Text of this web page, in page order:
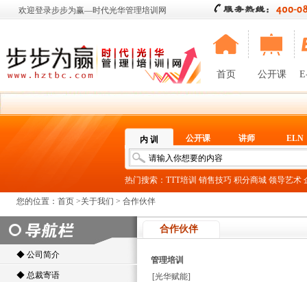
欢迎登录步步为赢—时代光华管理培训网
首页 公开课
内 训 公开课 讲师 ELN
热门搜索： TTT培训 销售技巧 积分商城 领导艺术
您的位置： 首页 >关于我们 > 合作伙伴
◆ 公司简介
◆ 总裁寄语
合作伙伴
管理培训
[光华赋能]